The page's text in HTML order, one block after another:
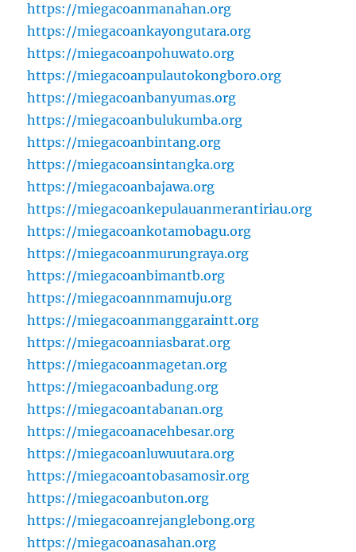
https://miegacoanmanahan.org
https://miegacoankayongutara.org
https://miegacoanpohuwato.org
https://miegacoanpulautokongboro.org
https://miegacoanbanyumas.org
https://miegacoanbulukumba.org
https://miegacoanbintang.org
https://miegacoansintangka.org
https://miegacoanbajawa.org
https://miegacoankepulauanmerantiriau.org
https://miegacoankotamobagu.org
https://miegacoanmurungraya.org
https://miegacoanbimantb.org
https://miegacoannmamuju.org
https://miegacoanmanggaraintt.org
https://miegacoanniasbarat.org
https://miegacoanmagetan.org
https://miegacoanbadung.org
https://miegacoantabanan.org
https://miegacoanacehbesar.org
https://miegacoanluwuutara.org
https://miegacoantobasamosir.org
https://miegacoanbuton.org
https://miegacoanrejanglebong.org
https://miegacoanasahan.org